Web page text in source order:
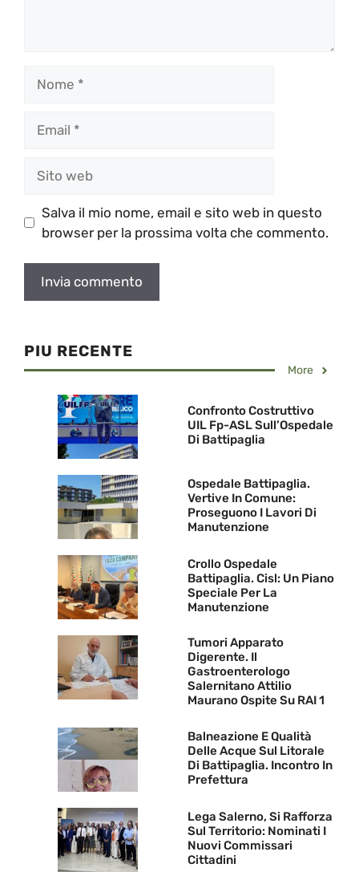
web
Salva il mio nome, email e sito web in questo
browser per la prossima volta che commento.
PIU RECENTE
More
Confronto Costruttivo
UIL Fp-ASL Sull’Ospedale
Di Battipaglia
Ospedale Battipaglia.
Vertive In Comune:
Proseguono I Lavori Di
Manutenzione
Crollo Ospedale
Battipaglia. Cisl: Un Piano
Speciale Per La
Manutenzione
Tumori Apparato
Digerente. Il
Gastroenterologo
Salernitano Attilio
Maurano Ospite Su RAI 1
Balneazione E Qualità
Delle Acque Sul Litorale
Di Battipaglia. Incontro In
Prefettura
Lega Salerno, Si Rafforza
Sul Territorio: Nominati I
Nuovi Commissari
Cittadini